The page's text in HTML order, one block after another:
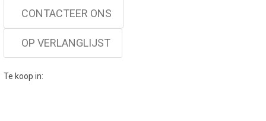
CONTACTEER ONS
OP VERLANGLIJST
Te koop in: